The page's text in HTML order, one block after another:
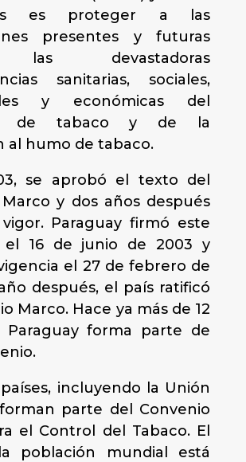
es proteger a las
presentes y futuras
las devastadoras
sanitarias, sociales,
y económicas del
de tabaco y de la
al humo de tabaco.
se aprobó el texto del
y dos años después
Paraguay firmó este
el 16 de junio de 2003 y
el 27 de febrero de
después, el país ratificó
Marco. Hace ya más de 12
Paraguay forma parte de
incluyendo la Unión
parte del Convenio
el Control del Tabaco. El
población mundial está